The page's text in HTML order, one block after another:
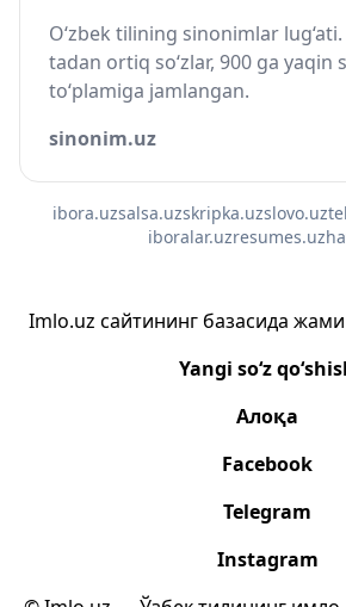
O‘zbek tilining sinonimlar
tadan ortiq so‘zlar, 900 ga yaqin
to‘plamiga jamlangan.
sinonim.uz
ibora.uzsalsa.uzskripka.uzslovo.uz
iboralar.uzresumes.uz
Imlo.uz сайтининг базасида жами
Yangi so‘z
Алоқа
Facebook
Telegram
Instagram